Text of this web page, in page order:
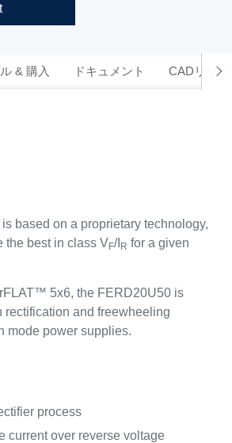
& 購入 ドキュメント CADリソー
based on a proprietary technology,
the best in class VF/I R for a given
5x6, the FERD20U50 is
rectification and freewheeling
mode power supplies.
process
current over reverse voltage